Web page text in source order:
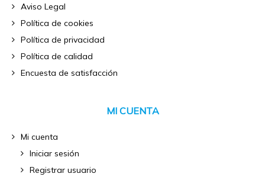
Aviso Legal
Política de cookies
Política de privacidad
Política de calidad
Encuesta de satisfacción
MI CUENTA
Mi cuenta
Iniciar sesión
Registrar usuario